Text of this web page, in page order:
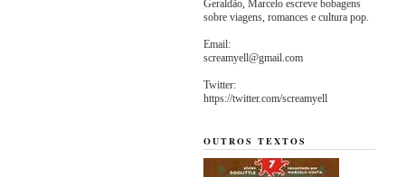
Geraldão, Marcelo escreve bobagens
sobre viagens, romances e cultura pop.
Email:
screamyell@gmail.com
Twitter:
https://twitter.com/screamyell
OUTROS TEXTOS